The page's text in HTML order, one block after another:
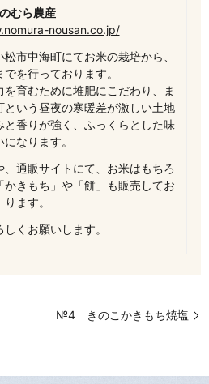
のむら農産
nousan.co.jp/
市中海町にてお米の栽培から、
を行っております。
育むために堆肥にこだわり、ま
という昼夜の寒暖差が激しい土地
と香りが強く、ふっくらとした味
になります。
通販サイトにて、お米はもちろ
かきもち」や「餅」も販売してお
ります。
しくお願いします。
№4 きのこかきもち焼塩